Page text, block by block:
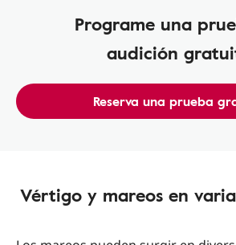
Programe una
audición
Reserva una prueba
Vértigo y mareos en